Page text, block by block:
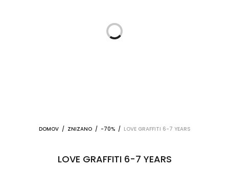
DOMOV / ZNIZANO / -70% / LOVE GRAFFITI 6-7 YEARS
LOVE GRAFFITI 6-7 YEARS